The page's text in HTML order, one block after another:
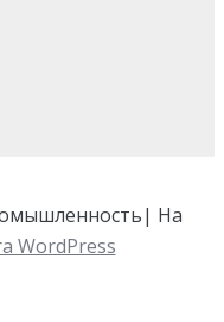
На
WordPress